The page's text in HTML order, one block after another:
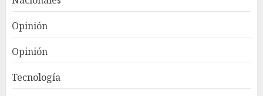
Opinión
Opinión
Tecnología